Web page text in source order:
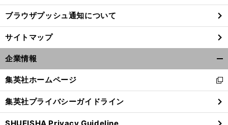
ブラウザプッシュ通知について
サイトマップ
企業情報
閉
る
集英社ホームページ
新
し
い
ウ
集英社プライバシーガイドライン